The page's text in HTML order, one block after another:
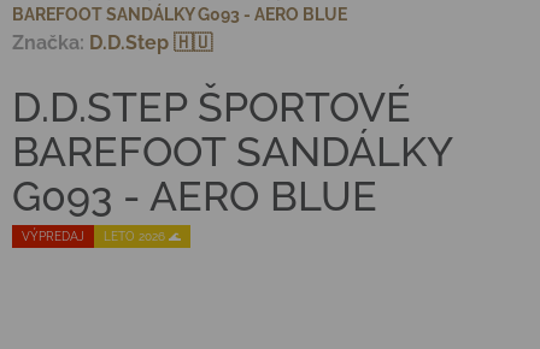
BAREFOOT SANDÁLKY G093 - AERO BLUE
VÝPREDAJ LETO 2026 🌊
D.D.STEP ŠPORTOVÉ
BAREFOOT SANDÁLKY
G093 - AERO BLUE
Značka: D.D.Step 🇭🇺